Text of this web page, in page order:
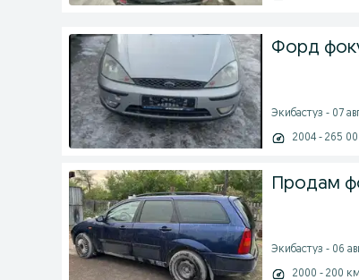
Форд
Экибастуз - 07
2004 - 265
Продам
Экибастуз - 06
2000 - 200 км